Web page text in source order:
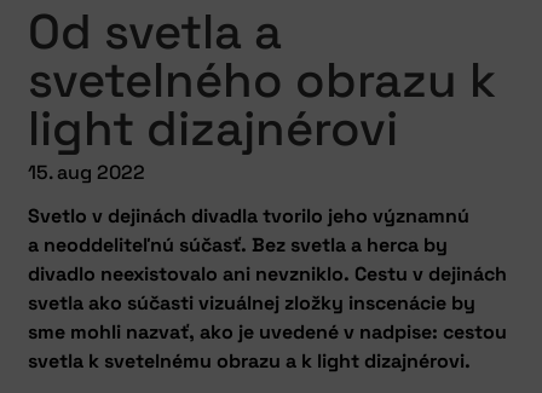
Od svetla a
svetelného obrazu k
light dizajnérovi
15. aug 2022
Svetlo v dejinách divadla tvorilo jeho významnú
a neoddeliteľnú súčasť. Bez svetla a herca by
divadlo neexistovalo ani nevzniklo. Cestu v dejinách
svetla ako súčasti vizuálnej zložky inscenácie by
sme mohli nazvať, ako je uvedené v nadpise: cestou
svetla k svetelnému obrazu a k light dizajnérovi.